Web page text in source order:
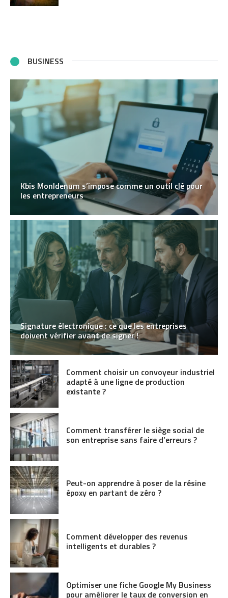
BUSINESS
Kbis MonIdenum s’impose comme un outil clé pour
les entrepreneurs
Signature électronique : ce que les entreprises
doivent vérifier avant de signer !
Comment choisir un convoyeur industriel
adapté à une ligne de production
existante ?
Comment transférer le siège social de
son entreprise sans faire d’erreurs ?
Peut-on apprendre à poser de la résine
époxy en partant de zéro ?
Comment développer des revenus
intelligents et durables ?
Optimiser une fiche Google My Business
pour améliorer le taux de conversion en